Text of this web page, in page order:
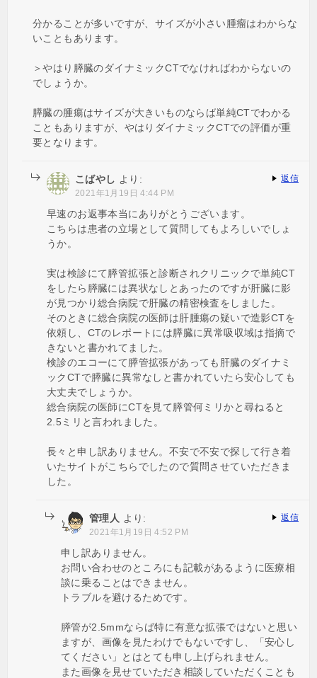
分かることが多いですが、サイズが小さい腫瘤はわからな
いこともあります。
＞やはり膵臓のダイナミックCTでなければわからないの
でしょうか。
膵臓の腫瘍はサイズが大きいものならば単純CTでわかる
こともありますが、やはりダイナミックCTでの評価が重
要となります。
こばやし より:
2021年1月19日 4:44 PM
早速のお返事本当にありがとうございます。
こちらは患者の立場として質問してもよろしいでしょ
うか。
実は検診にて膵管拡張と診断されクリニックで単純CT
をしたら膵臓には異状なしとあったのですが肝臓に影
が見つかり総合病院で肝臓の精密検査をしました。
そのときに総合病院の医師は肝腫瘍の疑いで造影CTを
依頼し、CTのレポートには膵臓に異常吸収域は指摘で
きないと書かれてました。
検診のエコーにて膵管拡張があっても肝臓のダイナミ
ックCTで膵臓に異常なしと書かれていたら安心しても
大丈夫でしょうか。
総合病院の医師にCTを見て膵管何ミリかと尋ねると
2.5ミリと言われました。
長々と申し訳ありません。不安で不安で探して行き着
いたサイトがこちらでしたので質問させていただきま
した。
返信
管理人 より:
2021年1月19日 4:52 PM
申し訳ありません。
お問い合わせのところにも記載があるように医療相
談に乗ることはできません。
トラブルを避けるためです。
膵管が2.5mmならば特に有意な拡張ではないと思い
ますが、画像を見たわけでもないですし、「安心し
てください」とはとても申し上げられません。
また画像を見せていただき相談していただくことも
返信